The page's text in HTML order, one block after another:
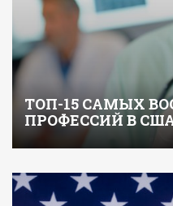
ТОП-15 САМЫХ
ПРОФЕССИЙ В